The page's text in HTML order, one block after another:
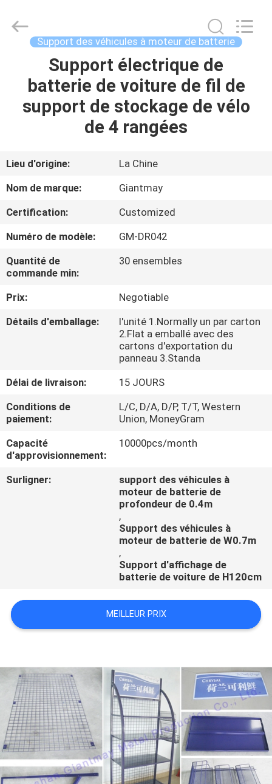
MAISON
PRODUITS
SUJET
DE
NOUS
VISITE
D'USINE
CONTRÔLE
DE
CONTACTEZ-
NOUS
NOUVELLES
CAS
Fournisseur.
Copyright
Support des véhicules à moteur de batterie
Support électrique de
batterie de voiture de fil de
support de stockage de vélo
de 4 rangées
Lieu d'origine:
La Chine
Nom de marque:
Giantmay
Certification:
Customized
Numéro de modèle:
GM-DR042
Quantité de
commande min:
30 ensembles
Prix:
Negotiable
Détails d'emballage:
l'unité 1.Normally un par carton
2.Flat a emballé avec des
cartons d'exportation du
panneau 3.Standa
Délai de livraison:
15 JOURS
Conditions de
paiement:
L/C, D/A, D/P, T/T, Western
Union, MoneyGram
Capacité
d'approvisionnement:
10000pcs/month
Surligner:
support des véhicules à
moteur de batterie de
profondeur de 0.4m
,
Support des véhicules à
moteur de batterie de W0.7m
,
Support d'affichage de
batterie de voiture de H120cm
MEILLEUR PRIX